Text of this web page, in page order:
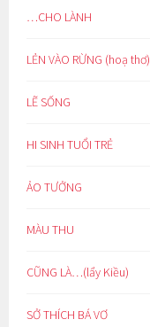
…CHO LÀNH
LẺN VÀO RỪNG (hoạ thơ)
LẼ SỐNG
HI SINH TUỔI TRẺ
ẢO TƯỞNG
MÀU THU
CŨNG LÀ…(lẩy Kiều)
SỞ THÍCH BÁ VƠ